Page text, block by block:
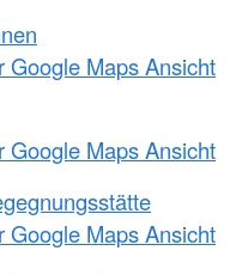
Google Maps Ansicht
Google Maps Ansicht
Google Maps Ansicht